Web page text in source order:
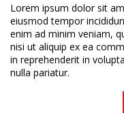
Lorem ipsum dolor sit
eiusmod tempor
enim ad minim veniam,
nisi ut aliquip ex ea
in reprehenderit in
nulla pariatur.